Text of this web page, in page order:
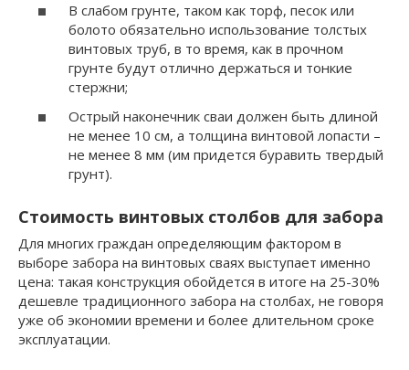
В слабом грунте, таком как торф, песок или
болото обязательно использование толстых
винтовых труб, в то время, как в прочном
грунте будут отлично держаться и тонкие
стержни;
Острый наконечник сваи должен быть длиной
не менее 10 см, а толщина винтовой лопасти –
не менее 8 мм (им придется буравить твердый
грунт).
Стоимость винтовых столбов для забора
Для многих граждан определяющим фактором в
выборе забора на винтовых сваях выступает именно
цена: такая конструкция обойдется в итоге на 25-30%
дешевле традиционного забора на столбах, не говоря
уже об экономии времени и более длительном сроке
эксплуатации.